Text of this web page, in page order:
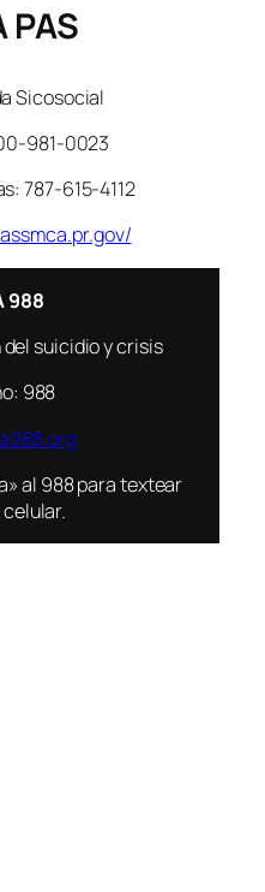
PAS
Sicosocial
981-0023
787-615-4112
988
suicidio y crisis
988
al 988 para textear